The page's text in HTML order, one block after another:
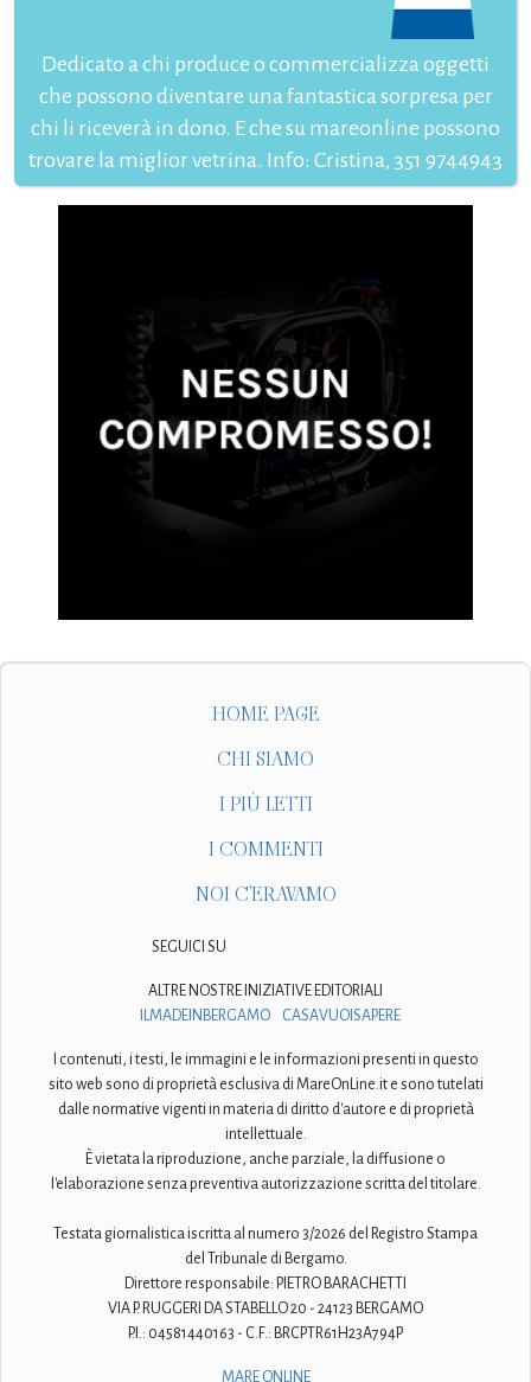
Dedicato a chi produce o commercializza oggetti
che possono diventare una fantastica sorpresa per
chi li riceverà in dono. E che su mareonline possono
trovare la miglior vetrina. Info: Cristina, 351 9744943
HOME PAGE
CHI SIAMO
I PIÙ LETTI
I COMMENTI
NOI C'ERAVAMO
SEGUICI SU
ALTRE NOSTRE INIZIATIVE EDITORIALI
ILMADEINBERGAMO
CASAVUOISAPERE
I contenuti, i testi, le immagini e le informazioni presenti in questo
sito web sono di proprietà esclusiva di MareOnLine.it e sono tutelati
dalle normative vigenti in materia di diritto d'autore e di proprietà
intellettuale.
È vietata la riproduzione, anche parziale, la diffusione o
l'elaborazione senza preventiva autorizzazione scritta del titolare.
Testata giornalistica iscritta al numero 3/2026 del Registro Stampa
del Tribunale di Bergamo.
Direttore responsabile: PIETRO BARACHETTI
VIA P. RUGGERI DA STABELLO 20 - 24123 BERGAMO
P.I.: 04581440163 - C.F.: BRCPTR61H23A794P
MARE ONLINE